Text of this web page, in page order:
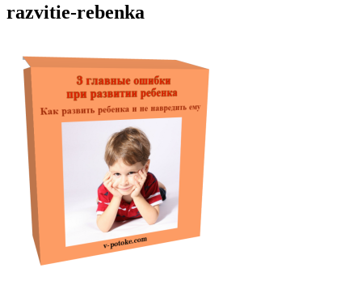
razvitie-rebenka